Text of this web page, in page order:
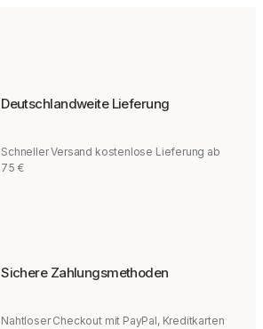
Deutschlandweite Lieferung
Schneller Versand kostenlose Lieferung ab
75 €
Sichere Zahlungsmethoden
Nahtloser Checkout mit PayPal, Kreditkarten